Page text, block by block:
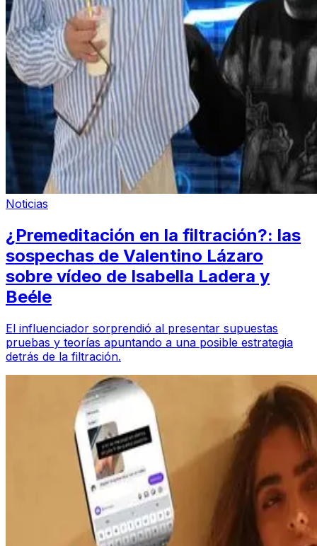
Noticias
¿Premeditación en la filtración?: las
sospechas de Valentino Lázaro
sobre vídeo de Isabella Ladera y
Beéle
El influenciador sorprendió al presentar supuestas
pruebas y teorías apuntando a una posible estrategia
detrás de la filtración.